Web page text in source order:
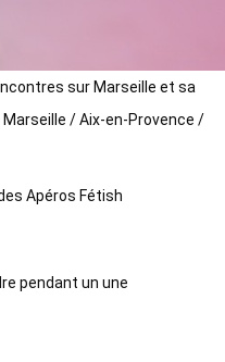
sur Marseille et sa
Marseille / Aix-en-Provence /
Apéros Fétish
pendant un une